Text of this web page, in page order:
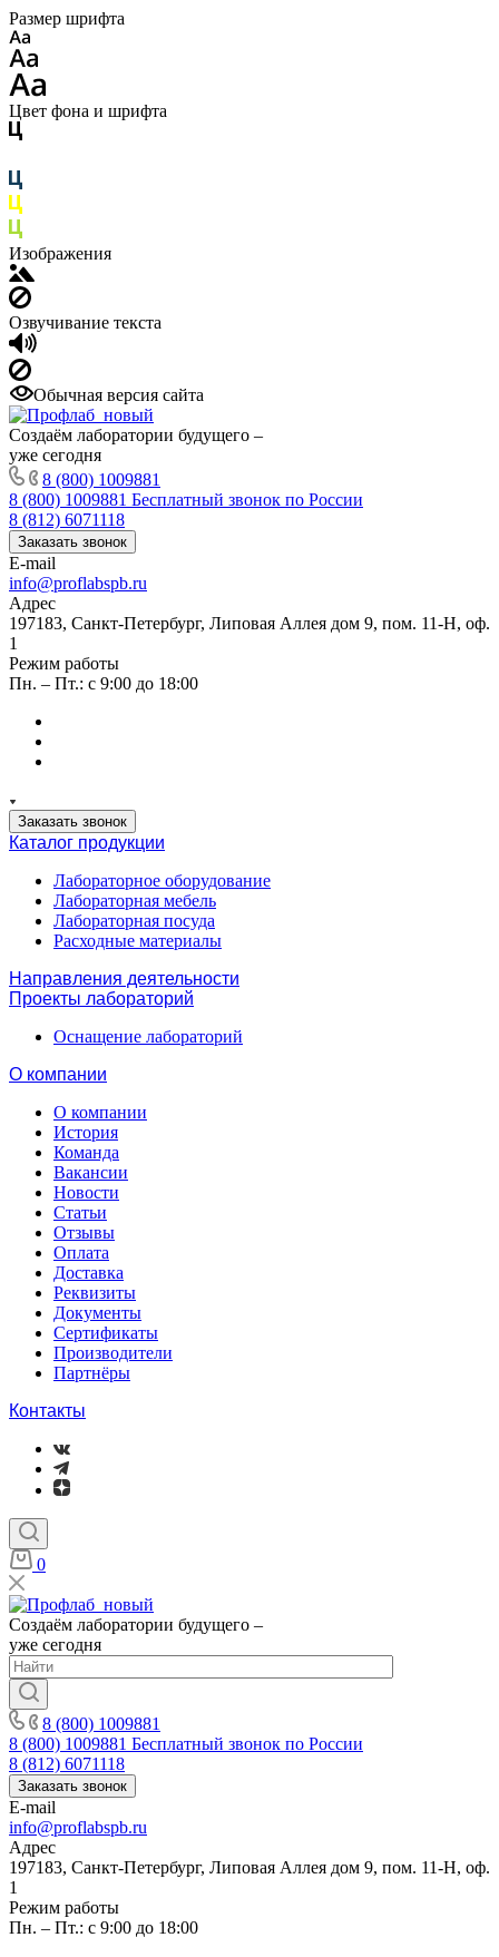
Размер шрифта
Цвет фона и шрифта
Изображения
Озвучивание текста
Обычная версия сайта
Создаём лаборатории будущего –
уже сегодня
8 (800) 1009881
8 (800) 1009881 Бесплатный звонок по России
8 (812) 6071118
Заказать звонок
E-mail
info@proflabspb.ru
Адрес
197183, Санкт-Петербург, Липовая Аллея дом 9, пом. 11-Н, оф.
1
Режим работы
Пн. – Пт.: с 9:00 до 18:00
Заказать звонок
Каталог продукции
Лабораторное оборудование
Лабораторная мебель
Лабораторная посуда
Расходные материалы
Направления деятельности
Проекты лабораторий
Оснащение лабораторий
О компании
О компании
История
Команда
Вакансии
Новости
Статьи
Отзывы
Оплата
Доставка
Реквизиты
Документы
Сертификаты
Производители
Партнёры
Контакты
0
Создаём лаборатории будущего –
уже сегодня
8 (800) 1009881
8 (800) 1009881 Бесплатный звонок по России
8 (812) 6071118
Заказать звонок
E-mail
info@proflabspb.ru
Адрес
197183, Санкт-Петербург, Липовая Аллея дом 9, пом. 11-Н, оф.
1
Режим работы
Пн. – Пт.: с 9:00 до 18:00